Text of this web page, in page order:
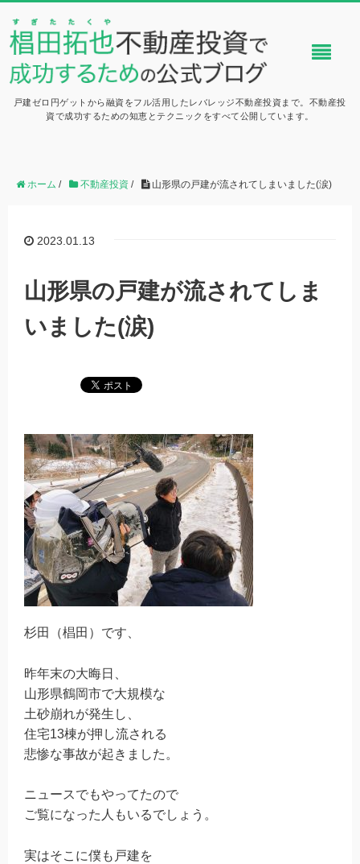
戸建ゼロ円ゲットから融資をフル活用したレバレッジ不動産投資まで。不動産投
資で成功するための知恵とテクニックをすべて公開しています。
ホーム / 不動産投資 / 山形県の戸建が流されてしまいました(涙)
2023.01.13
山形県の戸建が流されてしま
いました(涙)
杉田（椙田）です、
昨年末の大晦日、
山形県鶴岡市で大規模な
土砂崩れが発生し、
住宅13棟が押し流される
悲惨な事故が起きました。
ニュースでもやってたので
ご覧になった人もいるでしょう。
実はそこに僕も戸建を